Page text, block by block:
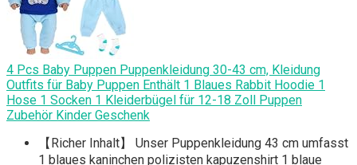
4 Pcs Baby Puppen Puppenkleidung 30-43 cm, Kleidung
Outfits für Baby Puppen Enthält 1 Blaues Rabbit Hoodie 1
Hose 1 Socken 1 Kleiderbügel für 12-18 Zoll Puppen
Zubehör Kinder Geschenk
【Richer Inhalt】 Unser Puppenkleidung 43 cm umfasst
1 blaues kaninchen polizisten kapuzenshirt 1 blaue